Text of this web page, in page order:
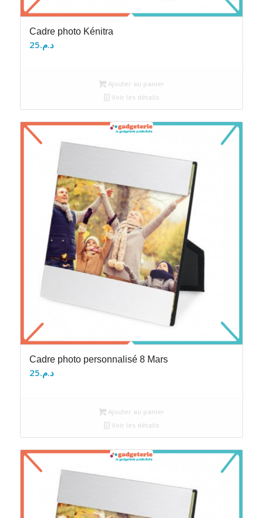
Cadre photo Kénitra
د.م.25
Ajouter au panier
Voir les détails
Cadre photo personnalisé 8 Mars
د.م.25
Ajouter au panier
Voir les détails